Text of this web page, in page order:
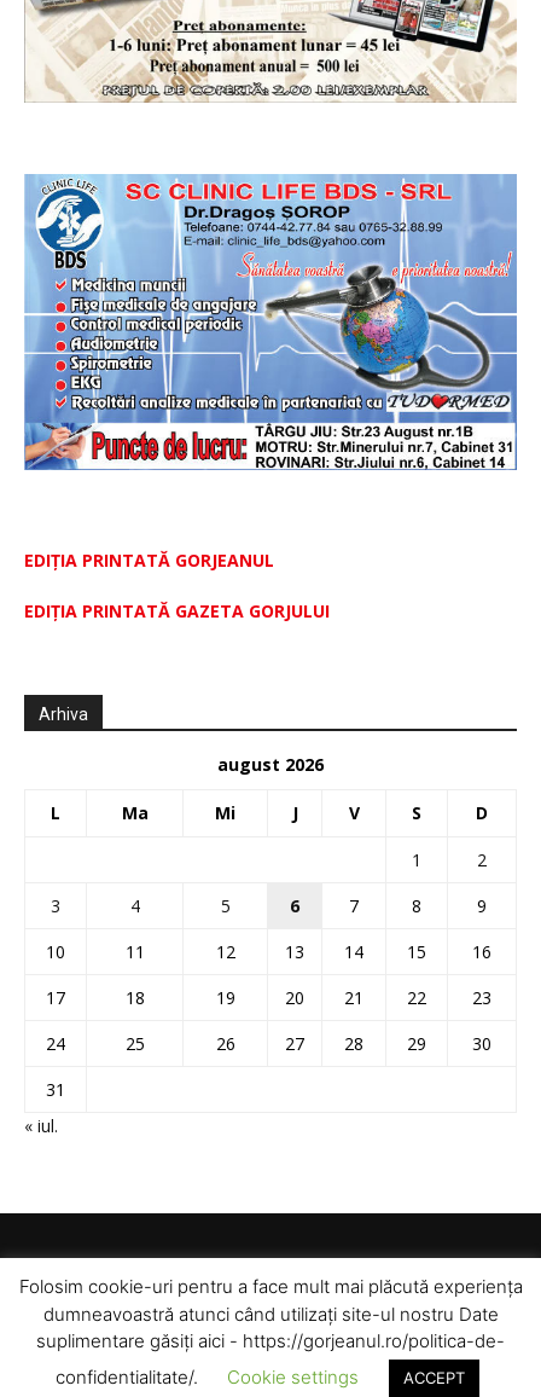
EDIȚIA PRINTATĂ GORJEANUL
EDIŢIA PRINTATĂ GAZETA GORJULUI
Arhiva
august 2026
L Ma Mi J V S D
1
2
3
4 5 6 7 8
9
10
11 12 13 14 15
16
17
18 19 20 21 22
23
24
25 26 27 28 29
30
31
« iul.
© Toate drepturile rezervate pentru Gorjeanul SA
Folosim cookie-uri pentru a face mult mai plăcută experiența
dumneavoastră atunci când utilizați site-ul nostru Date
suplimentare găsiți aici - https://gorjeanul.ro/politica-de-
confidentialitate/.
Cookie settings ACCEPT